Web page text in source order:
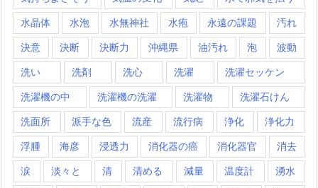
水晶体 水泡 水無神社 水疱 永遠の課題 汚れ
決意 決断 決断力 沖縄県 油汚れ 泡 波動
洗い 洗剤 洗心 洗濯 洗濯セッケン
洗濯機の中 洗濯機の洗濯 洗濯物 洗濯石けん
洗面所 派手な色 流産 流行病 浄化 浄化力
浮腫 海彦 浸透力 消化器の癌 消化器官 消去
涙 淡々と 清 清める 減量 温度計 湧水